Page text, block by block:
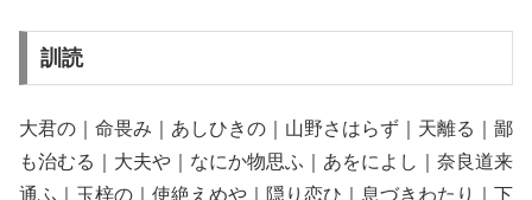
訓読
大君の｜命畏み｜あしひきの｜山野さはらず｜天離る｜鄙
も治むる｜大夫や｜なにか物思ふ｜あをによし｜奈良道来
通ふ｜玉梓の｜使絶えめや｜隠り恋ひ｜息づきわたり｜下